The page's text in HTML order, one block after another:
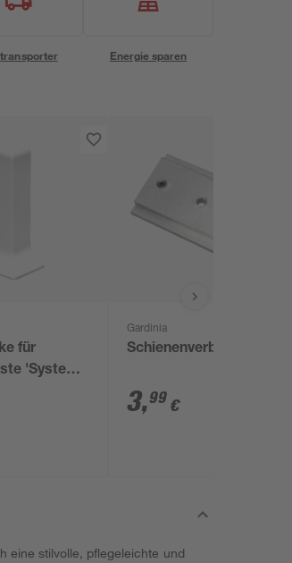
Energie sparen
für
'System
Stück
Gardinia
Schienenverbinder
3,99 €
eine stilvolle, pflegeleichte und